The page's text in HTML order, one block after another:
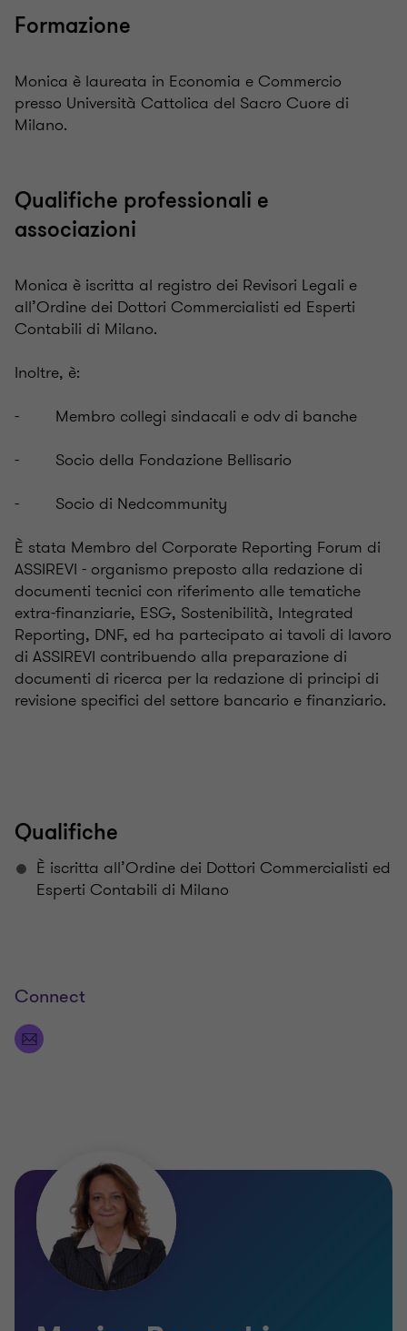
Formazione
Monica è laureata in Economia e Commercio
presso Università Cattolica del Sacro Cuore di
Milano.
Qualifiche professionali e
associazioni
Monica è iscritta al registro dei Revisori Legali e
all’Ordine dei Dottori Commercialisti ed Esperti
Contabili di Milano.
Inoltre, è:
- Membro collegi sindacali e odv di banche
- Socio della Fondazione Bellisario
- Socio di Nedcommunity
È stata Membro del Corporate Reporting Forum di
ASSIREVI - organismo preposto alla redazione di
documenti tecnici con riferimento alle tematiche
extra-finanziarie, ESG, Sostenibilità, Integrated
Reporting, DNF, ed ha partecipato ai tavoli di lavoro
di ASSIREVI contribuendo alla preparazione di
documenti di ricerca per la redazione di principi di
revisione specifici del settore bancario e finanziario.
Qualifiche
È iscritta all’Ordine dei Dottori Commercialisti ed
Esperti Contabili di Milano
Connect